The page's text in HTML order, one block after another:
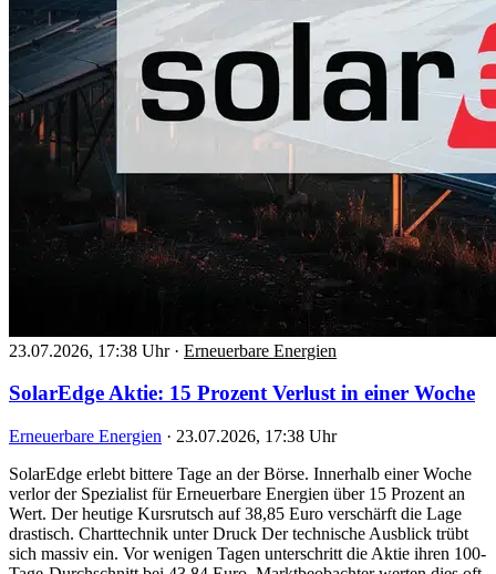
23.07.2026, 17:38 Uhr · Erneuerbare Energien
SolarEdge Aktie: 15 Prozent Verlust in einer Woche
Erneuerbare Energien · 23.07.2026, 17:38 Uhr
SolarEdge erlebt bittere Tage an der Börse. Innerhalb einer Woche
verlor der Spezialist für Erneuerbare Energien über 15 Prozent an
Wert. Der heutige Kursrutsch auf 38,85 Euro verschärft die Lage
drastisch. Charttechnik unter Druck Der technische Ausblick trübt
sich massiv ein. Vor wenigen Tagen unterschritt die Aktie ihren 100-